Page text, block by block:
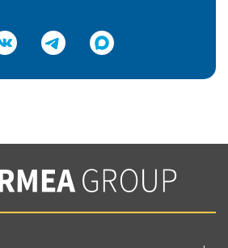
mail
с нашей политикой